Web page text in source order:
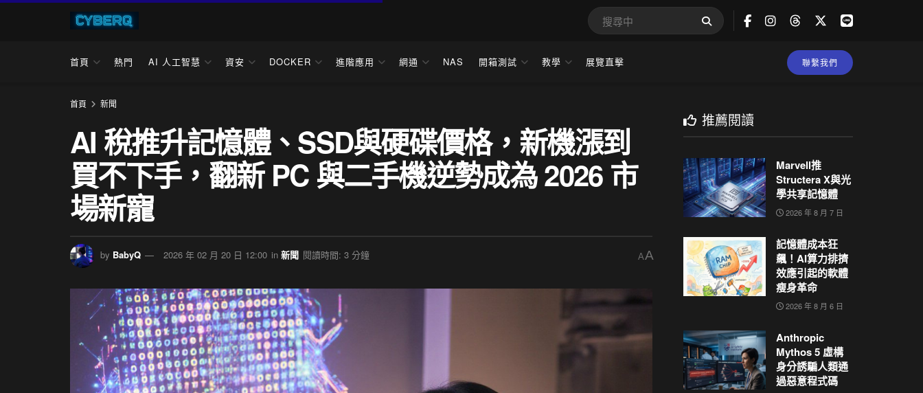
首頁 熱門 AI 人工智慧 資安 DOCKER 進階應用 網通 NAS 開箱測試 教學 展覽直擊 聯繫我們
首頁 新聞
AI 稅推升記憶體、SSD與硬碟價格，新機漲到
買不下手，翻新 PC 與二手機逆勢成為 2026 市
場新寵
by BabyQ 2026 年 02 月 20 日 12:00 in 新聞 閱讀時間: 3 分鐘 AA
推薦閱讀
Marvell推
Structera X與光
學共享記憶體
2026 年 8 月 7 日
記憶體成本狂
飆！AI算力排擠
效應引起的軟體
瘦身革命
2026 年 8 月 6 日
Anthropic
Mythos 5 虛構
身分誘騙人類通
過惡意程式碼